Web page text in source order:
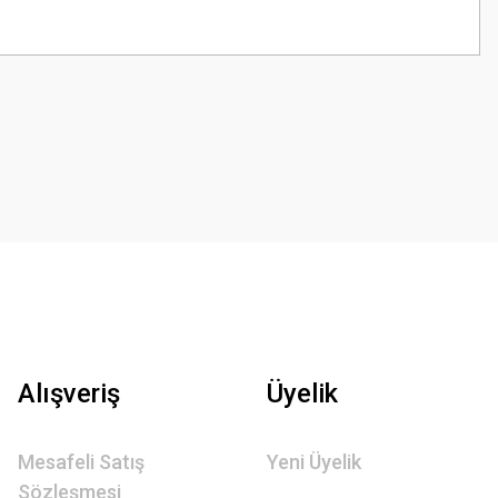
Alışveriş
Mesafeli Satış
Sözleşmesi
Üyelik
Yeni Üyelik